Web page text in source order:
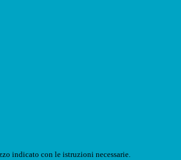
indicato con le istruzioni necessarie.